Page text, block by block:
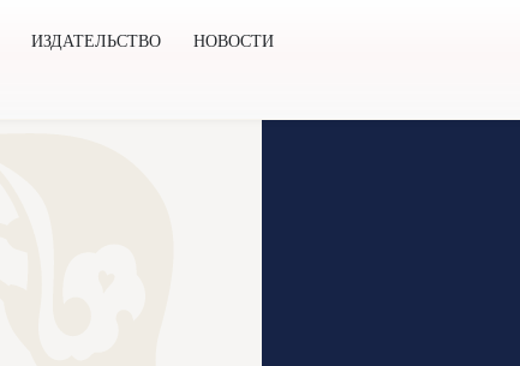
ИЗДАТЕЛЬСТВО
НОВОСТИ